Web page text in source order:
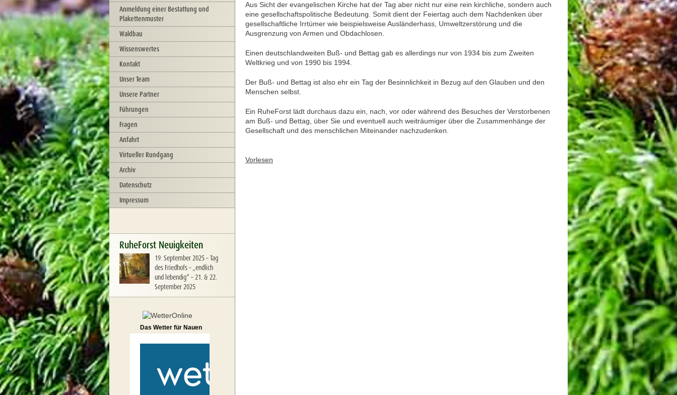
Anmeldung einer Bestattung und
Plakettenmuster
Waldbau
Wissenswertes
Kontakt
Unser Team
Unsere Partner
Führungen
Fragen
Anfahrt
Virtueller Rundgang
Archiv
Datenschutz
Impressum
RuheForst Neuigkeiten
19. September 2025–Tag
des Friedhofs – „endlich
und lebendig“ – 21. & 22.
September 2025
Das Wetter für Nauen
Aus Sicht der evangelischen Kirche hat der Tag aber nicht nur eine rein kirchliche, sondern auch
eine gesellschaftspolitische Bedeutung. Somit dient der Feiertag auch dem Nachdenken über
gesellschaftliche Irrtümer wie beispielsweise Ausländerhass, Umweltzerstörung und die
Ausgrenzung von Armen und Obdachlosen.
Einen deutschlandweiten Buß- und Bettag gab es allerdings nur von 1934 bis zum Zweiten
Weltkrieg und von 1990 bis 1994.
Der Buß- und Bettag ist also ehr ein Tag der Besinnlichkeit in Bezug auf den Glauben und den
Menschen selbst.
Ein RuheForst lädt durchaus dazu ein, nach, vor oder während des Besuches der Verstorbenen
am Buß- und Bettag, über Sie und eventuell auch weiträumiger über die Zusammenhänge der
Gesellschaft und des menschlichen Miteinander nachzudenken.
Vorlesen